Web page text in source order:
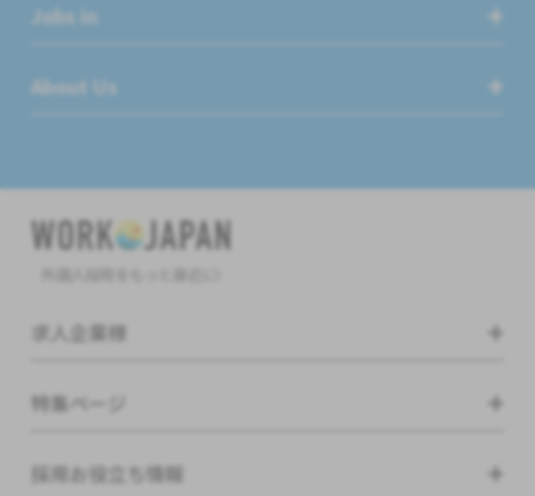
Jobs in
About Us
求人企業様
特集ページ
採用お役立ち情報